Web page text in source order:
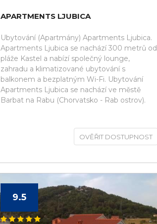
APARTMENTS LJUBICA
Ubytování (Apartmány) Apartments Ljubica.
Apartments Ljubica se nachází 300 metrů od
pláže Kastel a nabízí společný lounge,
zahradu a klimatizované ubytování s
balkonem a bezplatným Wi-Fi. Ubytování
Apartments Ljubica se nachází ve městě
Barbat na Rabu (Chorvatsko - Rab ostrov).
OVĚŘIT DOSTUPNOST
9.5